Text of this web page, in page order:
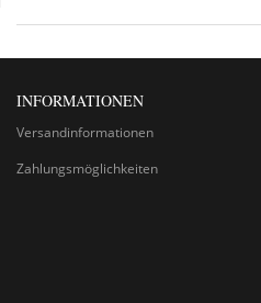
INFORMATIONEN
Versandinformationen
Zahlungsmöglichkeiten